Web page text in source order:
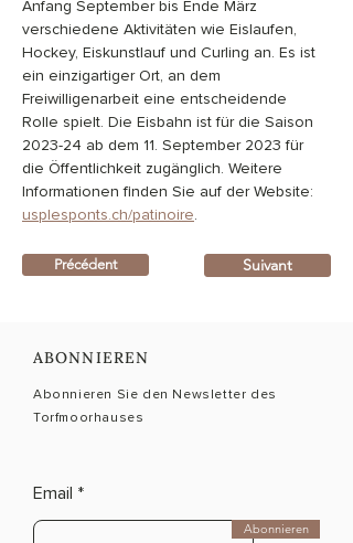
Anfang September bis Ende März
verschiedene Aktivitäten wie Eislaufen,
Hockey, Eiskunstlauf und Curling an. Es ist
ein einzigartiger Ort, an dem
Freiwilligenarbeit eine entscheidende
Rolle spielt. Die Eisbahn ist für die Saison
2023-24 ab dem 11. September 2023 für
die Öffentlichkeit zugänglich. Weitere
Informationen finden Sie auf der Website:
usplesponts.ch/patinoire.
Précédent Suivant
ABONNIEREN
Abonnieren Sie den Newsletter des
Torfmoorhauses
Email
Abonnieren